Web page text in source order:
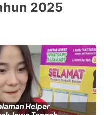
2025